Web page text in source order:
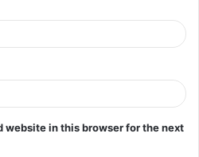
website in this browser for the next